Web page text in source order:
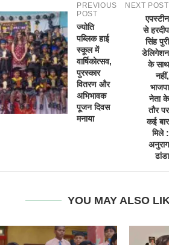
PREVIOUS
POST
ज्योति
पब्लिक हाई
स्कूल में
वार्षिकोत्सव,
पुरस्कार
वितरण और
अभिभावक
पूजन दिवस
मनाया
NEXT POST
एपस्टीन
से हरदीप
सिंह पुरी
डेलिगेशन
के साथ
नहीं,
भाजपा
नेता के
तौर पर
कई बार
मिले :
अनुराग
ढांडा
YOU MAY ALSO